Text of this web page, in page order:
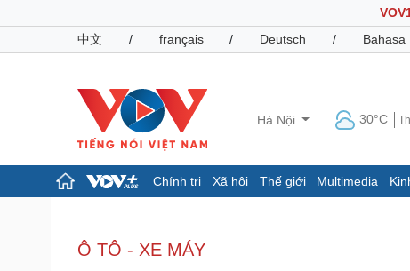
中文
/ français / Deutsch / Bahasa
Hà Nội 30°C
Chính trị Xã hội Thế giới Multimedia
Đảng
Tổ chức nhân sự
Ô TÔ - XE MÁY